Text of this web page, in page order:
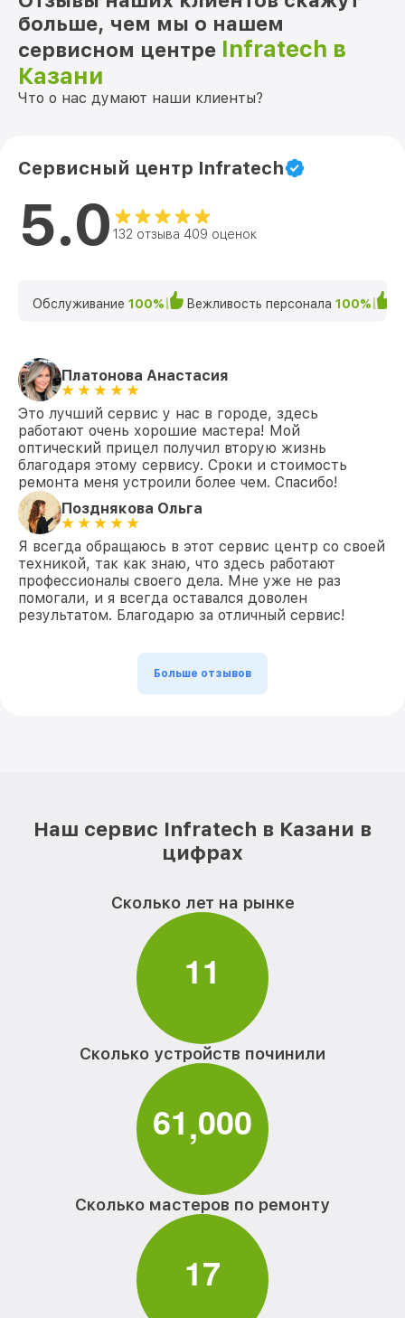
больше, чем мы о нашем
сервисном центре Infratech в
Казани
Что о нас думают наши клиенты?
Сервисный центр Infratech
5.0 132 отзыва 409 оценок
Обслуживание 100% Вежливость персонала 100%
Платонова Анастасия
Это лучший сервис у нас в городе, здесь
работают очень хорошие мастера! Мой
оптический прицел получил вторую жизнь
благодаря этому сервису. Сроки и стоимость
ремонта меня устроили более чем. Спасибо!
Позднякова Ольга
Я всегда обращаюсь в этот сервис центр со своей
техникой, так как знаю, что здесь работают
профессионалы своего дела. Мне уже не раз
помогали, и я всегда оставался доволен
результатом. Благодарю за отличный сервис!
Больше отзывов
Наш сервис Infratech в Казани в
цифрах
Сколько лет на рынке
11
Сколько устройств починили
61,000
Сколько мастеров по ремонту
17